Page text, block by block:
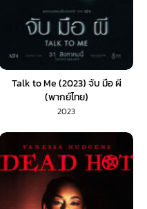
Talk to Me (2023) จับ มือ ผี
(พากย์ไทย)
2023